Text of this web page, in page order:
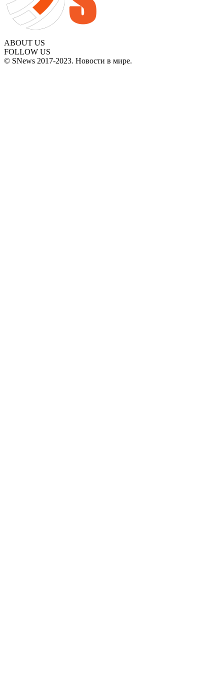
ABOUT US
FOLLOW US
© SNews 2017-2023. Новости в мире.